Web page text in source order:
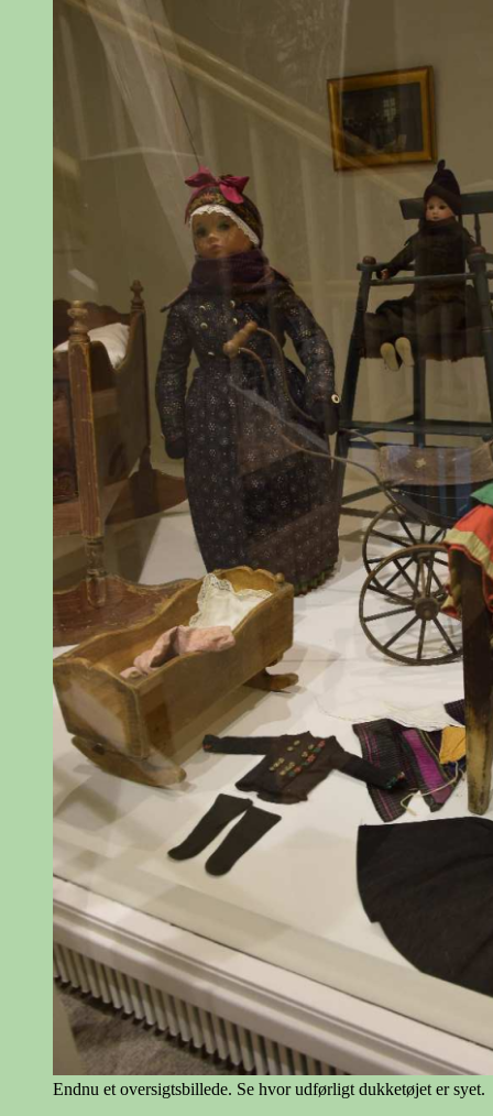
Endnu et oversigtsbillede. Se hvor udførligt dukketøjet er syet.